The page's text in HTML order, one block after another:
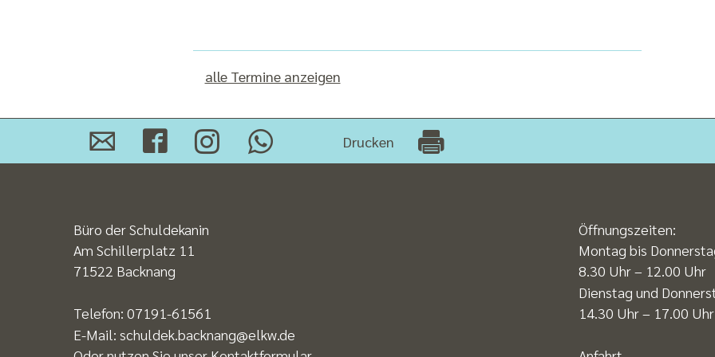
alle Termine anzeigen
Drucken
Büro der Schuldekanin
Am Schillerplatz 11
71522 Backnang
Telefon: 07191-61561
E-Mail: schuldek.backnang@elkw.de
Öffnungszeiten:
Montag bis
8.30 Uhr – 12.00 Uhr
Dienstag und
14.30 Uhr – 17.00 Uhr